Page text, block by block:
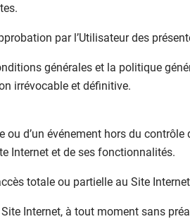
par l’Utilisateur des
générales et la politique
irrévocable et définitive.
d’un événement hors du contrôle
Internet et de ses fonctionnalités.
totale ou partielle au Site
Internet, à tout moment sans